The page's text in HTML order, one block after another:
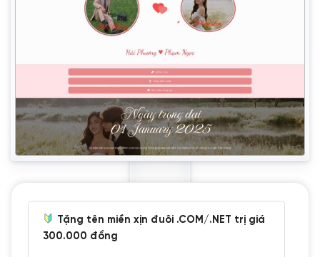
Tặng tên miền xịn đuôi .COM/.NET trị giá
300.000 đồng